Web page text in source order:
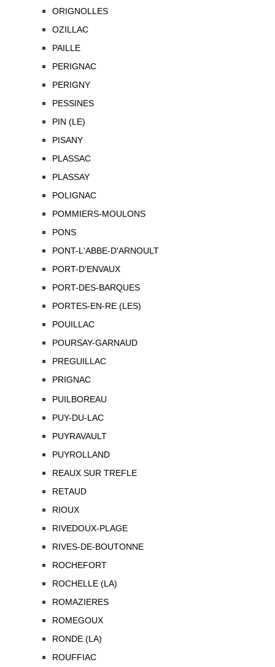
ORIGNOLLES
OZILLAC
PAILLE
PERIGNAC
PERIGNY
PESSINES
PIN (LE)
PISANY
PLASSAC
PLASSAY
POLIGNAC
POMMIERS-MOULONS
PONS
PONT-L'ABBE-D'ARNOULT
PORT-D'ENVAUX
PORT-DES-BARQUES
PORTES-EN-RE (LES)
POUILLAC
POURSAY-GARNAUD
PREGUILLAC
PRIGNAC
PUILBOREAU
PUY-DU-LAC
PUYRAVAULT
PUYROLLAND
REAUX SUR TREFLE
RETAUD
RIOUX
RIVEDOUX-PLAGE
RIVES-DE-BOUTONNE
ROCHEFORT
ROCHELLE (LA)
ROMAZIERES
ROMEGOUX
RONDE (LA)
ROUFFIAC